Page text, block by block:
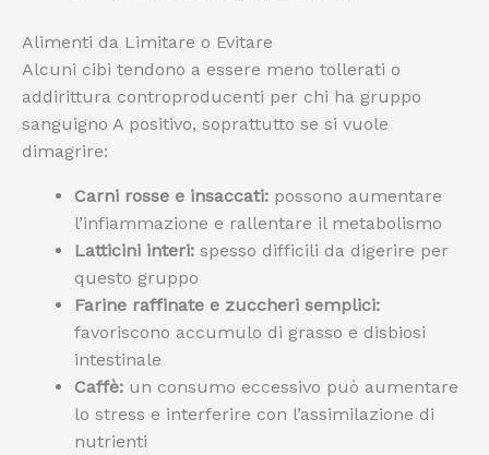
Alimenti da Limitare o Evitare
Alcuni cibi tendono a essere meno tollerati o
addirittura controproducenti per chi ha gruppo
sanguigno A positivo, soprattutto se si vuole
dimagrire:
Carni rosse e insaccati: possono aumentare
l’infiammazione e rallentare il metabolismo
Latticini interi: spesso difficili da digerire per
questo gruppo
Farine raffinate e zuccheri semplici:
favoriscono accumulo di grasso e disbiosi
intestinale
Caffè: un consumo eccessivo può aumentare
lo stress e interferire con l’assimilazione di
nutrienti